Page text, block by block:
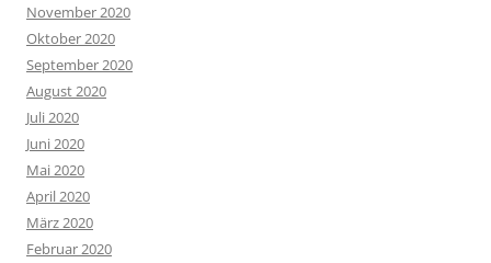
November 2020
Oktober 2020
September 2020
August 2020
Juli 2020
Juni 2020
Mai 2020
April 2020
März 2020
Februar 2020